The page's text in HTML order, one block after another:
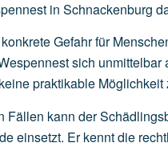
in Schnackenburg
konkrete Gefahr für
sich unmittelbar
keinepraktikable Möglichkeit
Fällen kann der
einsetzt. Er kennt die